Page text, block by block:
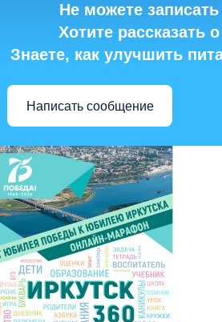
Не можете
Хотите рассказать
Знаете, как улучшить
Написать сообщение